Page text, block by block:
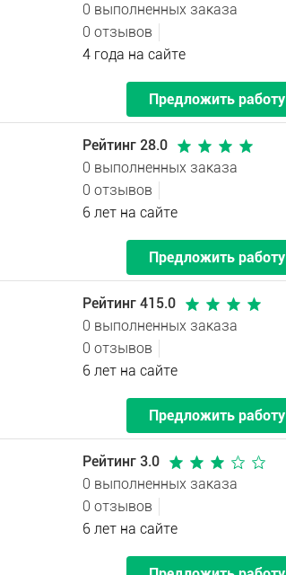
0 выполненных заказа
0 отзывов
4 года на сайте
Предложить работу
Рейтинг 28.0
0 выполненных заказа
0 отзывов
6 лет на сайте
Предложить работу
Рейтинг 415.0
0 выполненных заказа
0 отзывов
6 лет на сайте
Предложить работу
Рейтинг 3.0
0 выполненных заказа
0 отзывов
6 лет на сайте